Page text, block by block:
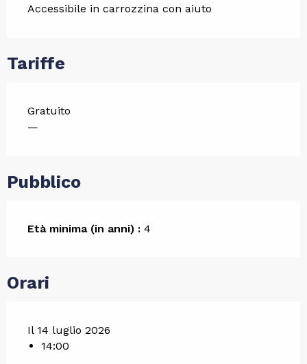
Accessibile in carrozzina con aiuto
Tariffe
Gratuito
—
Pubblico
Età minima (in anni) : 4
Orari
Il 14 luglio 2026
14:00